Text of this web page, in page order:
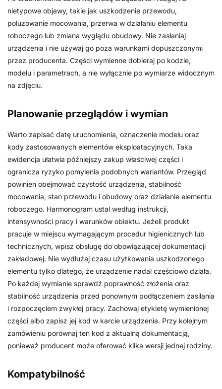
nietypowe objawy, takie jak uszkodzenie przewodu,
poluzowanie mocowania, przerwa w działaniu elementu
roboczego lub zmiana wyglądu obudowy. Nie zasłaniaj
urządzenia i nie używaj go poza warunkami dopuszczonymi
przez producenta. Części wymienne dobieraj po kodzie,
modelu i parametrach, a nie wyłącznie po wymiarze widocznym
na zdjęciu.
Planowanie przeglądów i wymian
Warto zapisać datę uruchomienia, oznaczenie modelu oraz
kody zastosowanych elementów eksploatacyjnych. Taka
ewidencja ułatwia późniejszy zakup właściwej części i
ogranicza ryzyko pomylenia podobnych wariantów. Przegląd
powinien obejmować czystość urządzenia, stabilność
mocowania, stan przewodu i obudowy oraz działanie elementu
roboczego. Harmonogram ustal według instrukcji,
intensywności pracy i warunków obiektu. Jeżeli produkt
pracuje w miejscu wymagającym procedur higienicznych lub
technicznych, wpisz obsługę do obowiązującej dokumentacji
zakładowej. Nie wydłużaj czasu użytkowania uszkodzonego
elementu tylko dlatego, że urządzenie nadal częściowo działa.
Po każdej wymianie sprawdź poprawność złożenia oraz
stabilność urządzenia przed ponownym podłączeniem zasilania
i rozpoczęciem zwykłej pracy. Zachowaj etykietę wymienionej
części albo zapisz jej kod w karcie urządzenia. Przy kolejnym
zamówieniu porównaj ten kod z aktualną dokumentacją,
ponieważ producent może oferować kilka wersji jednej rodziny.
Kompatybilność